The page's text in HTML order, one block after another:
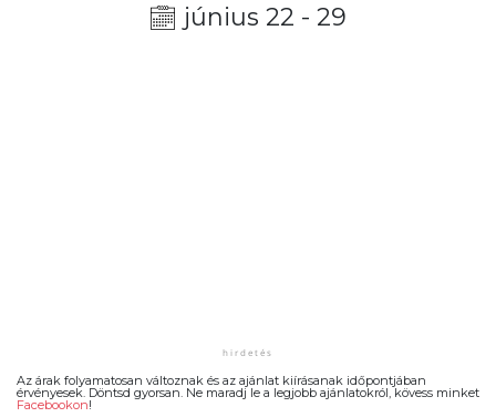
június 22 - 29
Az árak folyamatosan változnak és az ajánlat kiírásanak időpontjában
érvényesek. Döntsd gyorsan. Ne maradj le a legjobb ajánlatokról, kövess minket
Facebookon!